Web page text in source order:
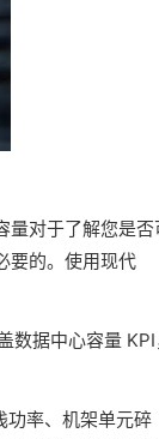
量对于了解您是否
要的。使用现代
数据中心容量
功率、机架单元碎